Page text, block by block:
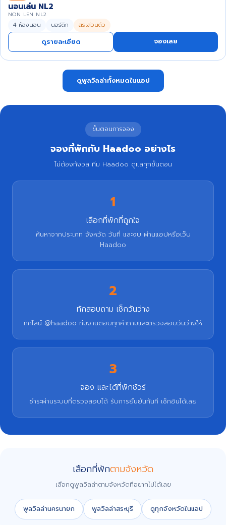
นอนเล่น NL2
NON LEN NL2
4 ห้องนอน นอร์ดิก สระส่วนตัว
ดูรายละเอียด จองเลย
ดูพูลวิลล่าทั้งหมดในแอป
ขั้นตอนการจอง
จองที่พักกับ Haadoo อย่างไร
ไม่ต้องกังวล ทีม Haadoo ดูแลทุกขั้นตอน
1
เลือกที่พักที่ถูกใจ
ค้นหาจากประเภท จังหวัด วันที่ และงบ ผ่านแอปหรือเว็บ
Haadoo
2
ทักสอบถาม เช็กวันว่าง
ทักไลน์ @haadoo ทีมงานตอบทุกคำถามและตรวจสอบวันว่างให้
3
จอง และได้ที่พักชัวร์
ชำระผ่านระบบที่ตรวจสอบได้ รับการยืนยันทันที เช็กอินได้เลย
เลือกที่พักตามจังหวัด
เลือกดูพูลวิลล่าตามจังหวัดที่อยากไปได้เลย
พูลวิลล่านครนายก พูลวิลล่าสระบุรี ดูทุกจังหวัดในแอป